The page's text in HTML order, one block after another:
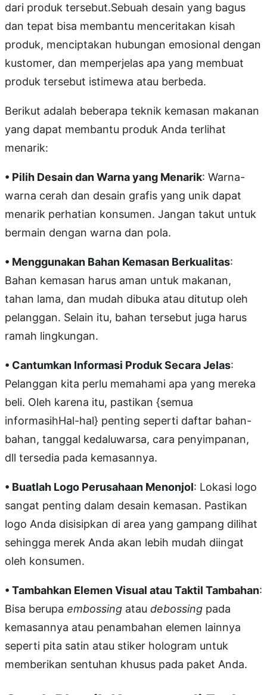
dari produk tersebut.Sebuah desain yang bagus
dan tepat bisa membantu menceritakan kisah
produk, menciptakan hubungan emosional dengan
kustomer, dan memperjelas apa yang membuat
produk tersebut istimewa atau berbeda.
Berikut adalah beberapa teknik kemasan makanan
yang dapat membantu produk Anda terlihat
menarik:
• Pilih Desain dan Warna yang Menarik: Warna-
warna cerah dan desain grafis yang unik dapat
menarik perhatian konsumen. Jangan takut untuk
bermain dengan warna dan pola.
• Menggunakan Bahan Kemasan Berkualitas:
Bahan kemasan harus aman untuk makanan,
tahan lama, dan mudah dibuka atau ditutup oleh
pelanggan. Selain itu, bahan tersebut juga harus
ramah lingkungan.
• Cantumkan Informasi Produk Secara Jelas:
Pelanggan kita perlu memahami apa yang mereka
beli. Oleh karena itu, pastikan {semua
informasihHal-hal} penting seperti daftar bahan-
bahan, tanggal kedaluwarsa, cara penyimpanan,
dll tersedia pada kemasannya.
• Buatlah Logo Perusahaan Menonjol: Lokasi logo
sangat penting dalam desain kemasan. Pastikan
logo Anda disisipkan di area yang gampang dilihat
sehingga merek Anda akan lebih mudah diingat
oleh konsumen.
• Tambahkan Elemen Visual atau Taktil Tambahan:
Bisa berupa embossing atau debossing pada
kemasannya atau penambahan elemen lainnya
seperti pita satin atau stiker hologram untuk
memberikan sentuhan khusus pada paket Anda.